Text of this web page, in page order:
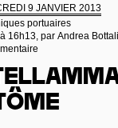
9 JANVIER 2013
portuaires
16h13, par Andrea